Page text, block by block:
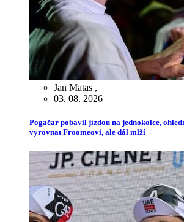
Jan Matas ,
03. 08. 2026
Pogačar pobavil jízdou na jednokolce,
vyrovnat Froomeovi, ale dál mlží